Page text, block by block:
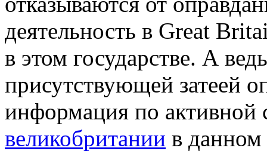
деятельность в Great
в этом государстве. А
присутствующей затеей
информация по активной
великобритании в данном